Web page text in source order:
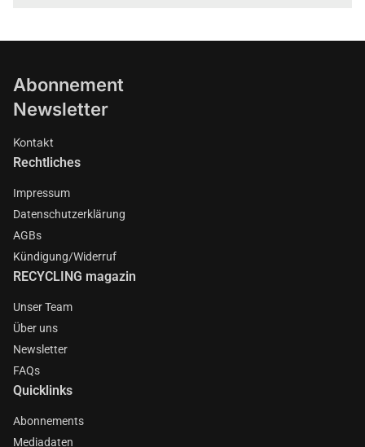
Abonnement
Newsletter
Kontakt
Rechtliches
Impressum
Datenschutzerklärung
AGBs
Kündigung/Widerruf
RECYCLING magazin
Unser Team
Über uns
Newsletter
FAQs
Quicklinks
Abonnements
Mediadaten